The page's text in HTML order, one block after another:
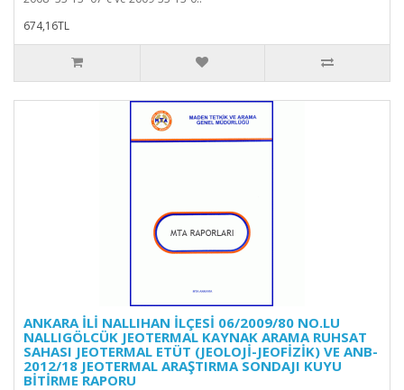
674,16TL
ANKARA İLİ NALLIHAN İLÇESİ 06/2009/80 NO.LU
NALLIGÖLCÜK JEOTERMAL KAYNAK ARAMA RUHSAT
SAHASI JEOTERMAL ETÜT (JEOLOJİ-JEOFİZİK) VE ANB-
2012/18 JEOTERMAL ARAŞTIRMA SONDAJI KUYU
BİTİRME RAPORU